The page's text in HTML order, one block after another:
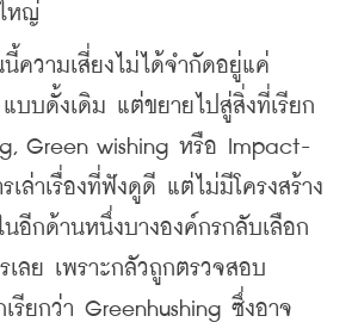
หญ่
บบดั้งเดิม แต่ขยายไปสู่สิ่งที่เรียก
Green wishing หรือ Impact-
เล่าเรื่องที่ฟังดูดี แต่ไม่มีโครงสร้าง
อีกด้านหนึ่งบางองค์กรกลับเลือก
เลย เพราะกลัวถูกตรวจสอบ
รียกว่า Greenhushing ซึ่งอาจ